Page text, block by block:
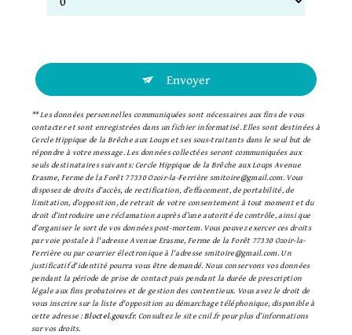
Envoyer
** Les données personnelles communiquées sont nécessaires aux fins de vous
contacter et sont enregistrées dans un fichier informatisé. Elles sont destinées à
Cercle Hippique de la Brêche aux Loups et ses sous-traitants dans le seul but de
répondre à votre message. Les données collectées seront communiquées aux
seuls destinataires suivants: Cercle Hippique de la Brêche aux Loups Avenue
Erasme, Ferme de la Forêt 77330 Ozoir-la-Ferrière smitoire@gmail.com. Vous
disposez de droits d’accès, de rectification, d’effacement, de portabilité, de
limitation, d’opposition, de retrait de votre consentement à tout moment et du
droit d’introduire une réclamation auprès d’une autorité de contrôle, ainsi que
d’organiser le sort de vos données post-mortem. Vous pouvez exercer ces droits
par voie postale à l'adresse Avenue Erasme, Ferme de la Forêt 77330 Ozoir-la-
Ferrière ou par courrier électronique à l'adresse smitoire@gmail.com. Un
justificatif d'identité pourra vous être demandé. Nous conservons vos données
pendant la période de prise de contact puis pendant la durée de prescription
légale aux fins probatoires et de gestion des contentieux. Vous avez le droit de
vous inscrire sur la liste d'opposition au démarchage téléphonique, disponible à
cette adresse :Bloctel.gouv.fr. Consultez le site cnil.fr pour plus d’informations
sur vos droits.